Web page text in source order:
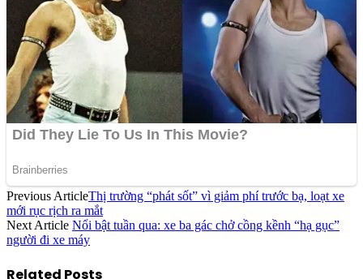
Previous ArticleThị trường “phát sốt” vì giảm phí trước bạ, loạt xe
mới rục rịch ra mắt
Next Article Nổi bật tuần qua: xe ba gác chở cồng kềnh “hạ gục”
người đi xe máy
Related Posts